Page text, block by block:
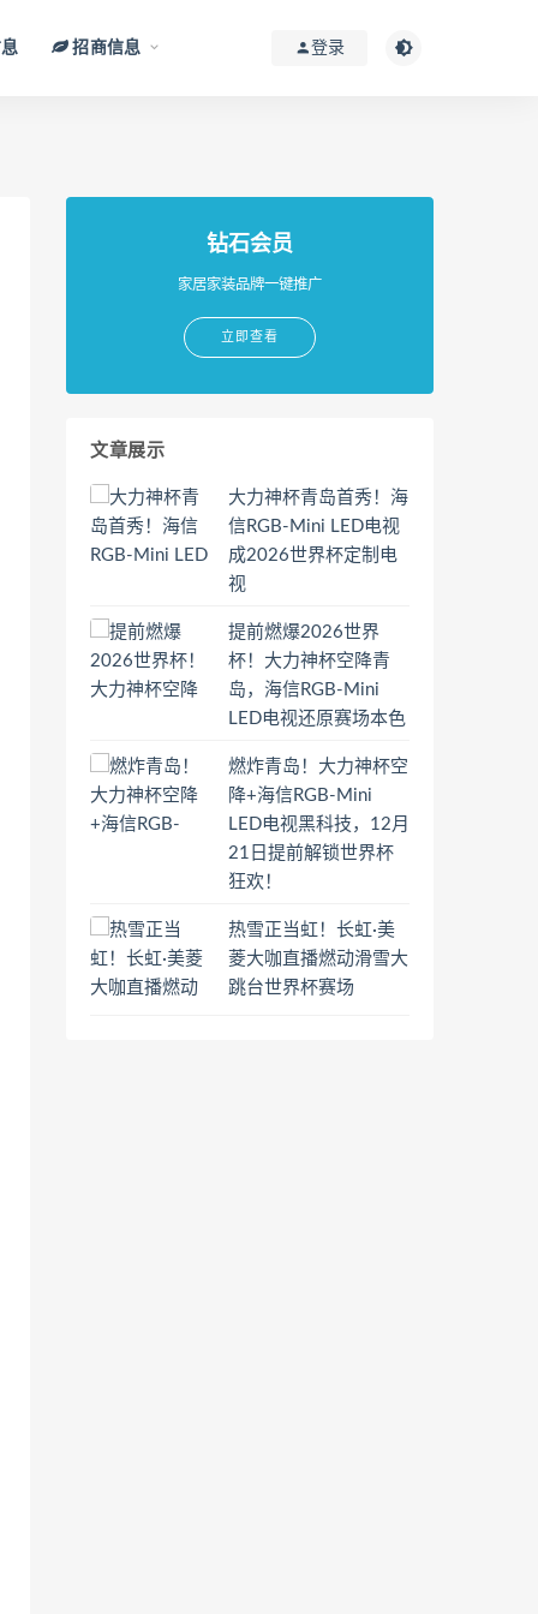
招商信息 登录
钻石会员
家居家装品牌一键推广
立即查看
文章展示
大力神杯青岛首秀！海
信RGB-Mini LED电视
成2026世界杯定制电
视
提前燃爆2026世界
杯！大力神杯空降青
岛，海信RGB-Mini
LED电视还原赛场本色
燃炸青岛！大力神杯空
降+海信RGB-Mini
LED电视黑科技，12月
21日提前解锁世界杯
狂欢！
热雪正当虹！长虹·美
菱大咖直播燃动滑雪大
跳台世界杯赛场